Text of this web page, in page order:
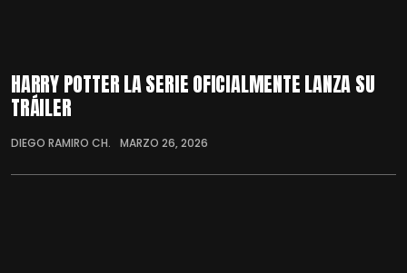
HARRY POTTER LA SERIE OFICIALMENTE LANZA SU
TRÁILER
DIEGO RAMIRO CH. MARZO 26, 2026